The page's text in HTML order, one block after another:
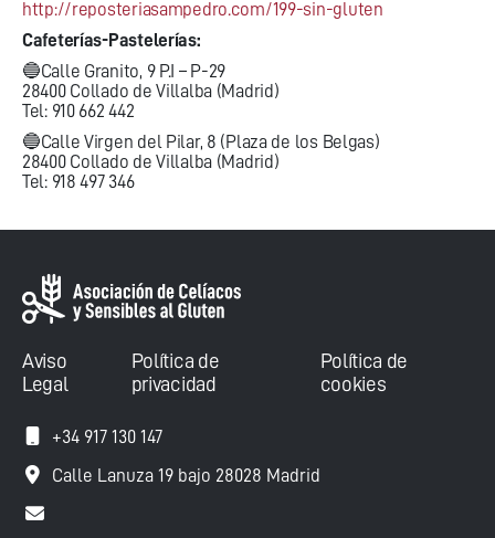
http://reposteriasampedro.com/199-sin-gluten
Cafeterías-Pastelerías:
🔵Calle Granito, 9 P.I – P-29
28400 Collado de Villalba (Madrid)
Tel: 910 662 442
🔵Calle Virgen del Pilar, 8 (Plaza de los Belgas)
28400 Collado de Villalba (Madrid)
Tel: 918 497 346
Aviso
Legal
Política de
privacidad
Política de
cookies
+34 917 130 147
Calle Lanuza 19 bajo 28028 Madrid